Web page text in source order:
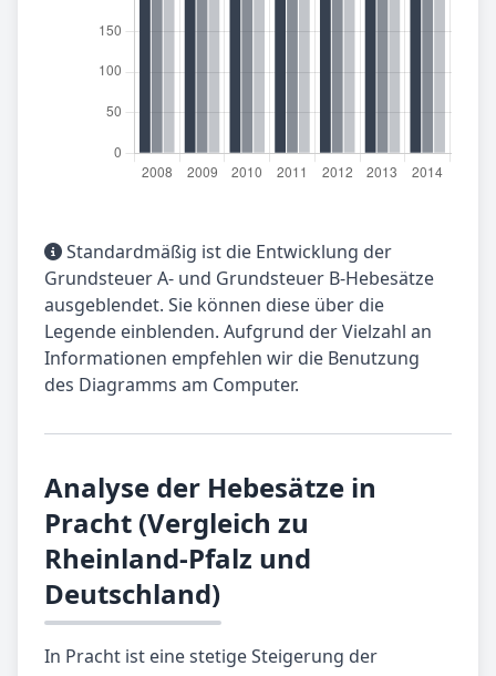
Standardmäßig ist die Entwicklung der
Grundsteuer A- und Grundsteuer B-Hebesätze
ausgeblendet. Sie können diese über die
Legende einblenden. Aufgrund der Vielzahl an
Informationen empfehlen wir die Benutzung
des Diagramms am Computer.
Analyse der Hebesätze in
Pracht (Vergleich zu
Rheinland-Pfalz und
Deutschland)
In Pracht ist eine stetige Steigerung der